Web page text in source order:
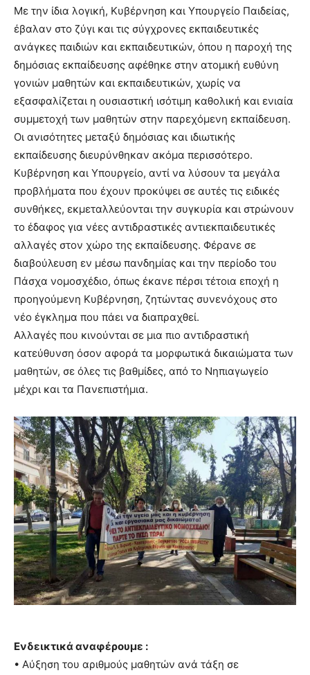
Με την ίδια λογική, Κυβέρνηση και Υπουργείο Παιδείας,
έβαλαν στο ζύγι και τις σύγχρονες εκπαιδευτικές
ανάγκες παιδιών και εκπαιδευτικών, όπου η παροχή της
δημόσιας εκπαίδευσης αφέθηκε στην ατομική ευθύνη
γονιών μαθητών και εκπαιδευτικών, χωρίς να
εξασφαλίζεται η ουσιαστική ισότιμη καθολική και ενιαία
συμμετοχή των μαθητών στην παρεχόμενη εκπαίδευση.
Οι ανισότητες μεταξύ δημόσιας και ιδιωτικής
εκπαίδευσης διευρύνθηκαν ακόμα περισσότερο.
Κυβέρνηση και Υπουργείο, αντί να λύσουν τα μεγάλα
προβλήματα που έχουν προκύψει σε αυτές τις ειδικές
συνθήκες, εκμεταλλεύονται την συγκυρία και στρώνουν
το έδαφος για νέες αντιδραστικές αντιεκπαιδευτικές
αλλαγές στον χώρο της εκπαίδευσης. Φέρανε σε
διαβούλευση εν μέσω πανδημίας και την περίοδο του
Πάσχα νομοσχέδιο, όπως έκανε πέρσι τέτοια εποχή η
προηγούμενη Κυβέρνηση, ζητώντας συνενόχους στο
νέο έγκλημα που πάει να διαπραχθεί.
Αλλαγές που κινούνται σε μια πιο αντιδραστική
κατεύθυνση όσον αφορά τα μορφωτικά δικαιώματα των
μαθητών, σε όλες τις βαθμίδες, από το Νηπιαγωγείο
μέχρι και τα Πανεπιστήμια.
Ενδεικτικά αναφέρουμε :
• Αύξηση του αριθμούς μαθητών ανά τάξη σε